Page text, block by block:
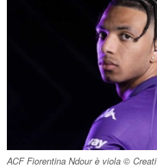
ACF Fiorentina Ndour è viola ©